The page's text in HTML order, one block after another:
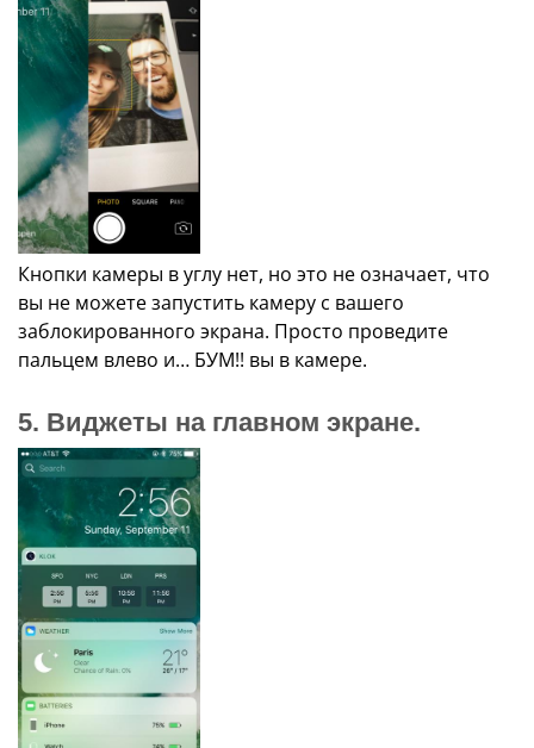
Кнопки камеры в углу нет, но это не означает, что
вы не можете запустить камеру с вашего
заблокированного экрана. Просто проведите
пальцем влево и… БУМ!! вы в камере.
5. Виджеты на главном экране.